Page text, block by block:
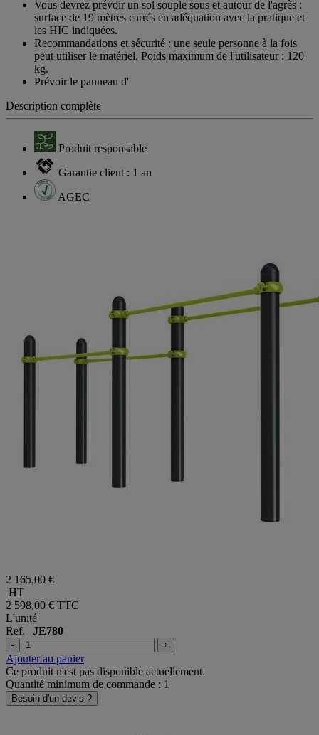
Vous devrez prévoir un sol souple sous et autour de l'agrès :
surface de 19 mètres carrés en adéquation avec la pratique et
les HIC indiquées.
Recommandations et sécurité : une seule personne à la fois
peut utiliser le matériel. Poids maximum de l'utilisateur : 120
kg.
Prévoir le panneau d'
Description complète
Produit responsable
Garantie client : 1 an
AGEC
2 165,00 €
HT
2 598,00 € TTC
L'unité
Ref. JE780
- +
Ajouter au panier
Ce produit n'est pas disponible actuellement.
Quantité minimum de commande : 1
Besoin d'un devis ?